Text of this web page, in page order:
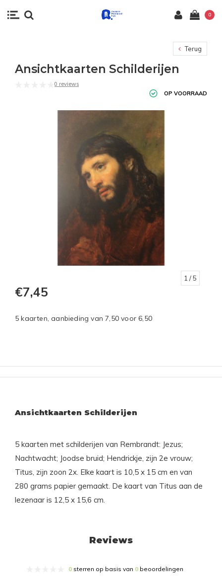
0
Terug
Ansichtkaarten Schilderijen
0 reviews
OP VOORRAAD
1 / 5
€7,45
5 kaarten, aanbieding van 7,50 voor 6,50
Ansichtkaarten Schilderijen
5 kaarten met schilderijen van Rembrandt: Jezus;
Nachtwacht; Joodse bruid; Hendrickje, zijn 2e vrouw;
Titus, zijn zoon 2x. Elke kaart is 10,5 x 15 cm en van
280 grams papier gemaakt. De kaart van Titus aan de
lezenaar is 12,5 x 15,6 cm.
Reviews
0 sterren op basis van 0 beoordelingen